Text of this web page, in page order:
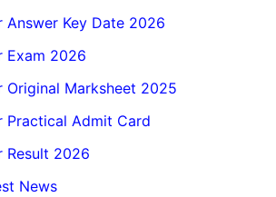
Answer Key Date 2026
Exam 2026
Original Marksheet 2025
Practical Admit Card
Result 2026
News